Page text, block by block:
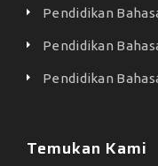
Pendidikan
Pendidikan
Pendidikan
Temukan Kami